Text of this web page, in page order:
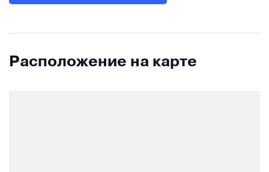
Расположение на карте